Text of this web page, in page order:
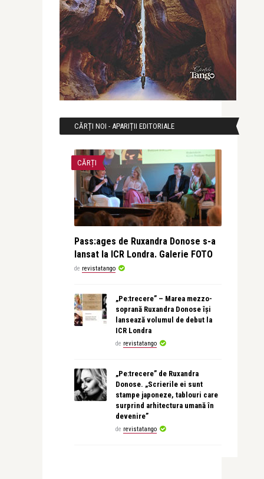
CĂRȚI NOI - APARIȚII EDITORIALE
CĂRȚI
Pass:ages de Ruxandra Donose s-a
lansat la ICR Londra. Galerie FOTO
de revistatango
„Pe:trecere” – Marea mezzo-
soprană Ruxandra Donose își
lansează volumul de debut la
ICR Londra
de revistatango
„Pe:trecere” de Ruxandra
Donose. „Scrierile ei sunt
stampe japoneze, tablouri care
surprind arhitectura umană în
devenire”
de revistatango